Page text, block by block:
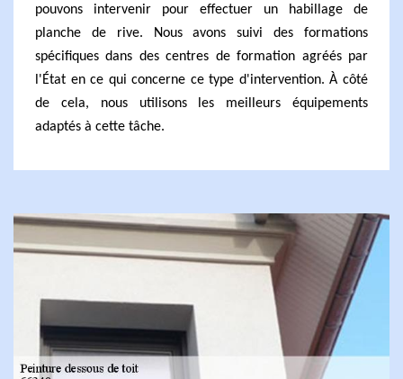
pouvons intervenir pour effectuer un habillage de
planche de rive. Nous avons suivi des formations
spécifiques dans des centres de formation agréés par
l'État en ce qui concerne ce type d'intervention. À côté
de cela, nous utilisons les meilleurs équipements
adaptés à cette tâche.